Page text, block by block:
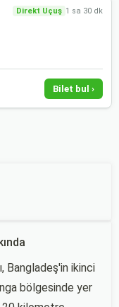
Direkt Uçuş 1 sa 30 dk
Bilet bul ›
Bangladeş'in ikinci
bölgesinde yer